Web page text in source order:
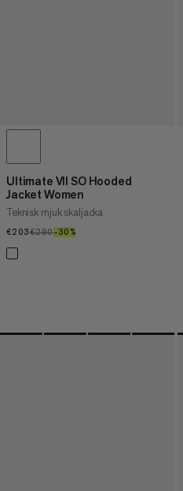
Ultimate VII SO Hooded
Jacket Women
Teknisk mjuk skaljacka
€203€203
€290€290
–30%